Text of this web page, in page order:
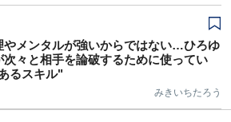
やメンタルが強いからではない…ひろゆ
次々と相手を論破するために使ってい
るスキル"
みきいちたろう